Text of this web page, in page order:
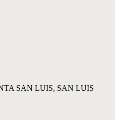
SAN LUIS, SAN LUIS